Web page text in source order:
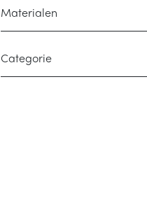
Materialen
Categorie